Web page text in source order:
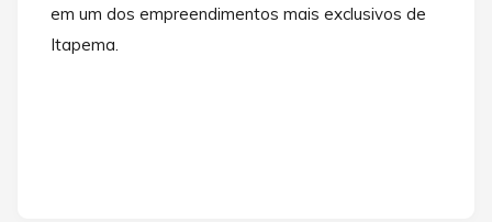
em um dos empreendimentos mais exclusivos de
Itapema.